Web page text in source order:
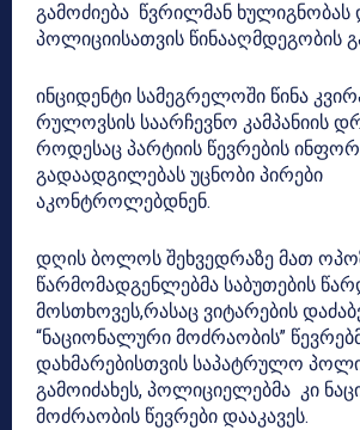
გამოძიება წვრილმან ხულიგნობას
პოლიციისათვის წინააღმდეგობის
ინციდენტი სამეგრელოში წინა
რულოვსის საარჩევნო კამპანიის
როდესაც პარტიის წევრების
გადაადგილებას უცნობი პირები
აკონტროლებდნენ.
დღის ბოლოს შეხვედრაზე მათ
წარმომადგენლებმა საბუთების
მოსთხოვეს,რასაც ვიტარების
“ნაციონალური მოძრაობის”
დახმარებისთვის საპატრულო
გამოიძახეს, პოლიციელებმა კი
მოძრაობის წევრები დააკავეს.